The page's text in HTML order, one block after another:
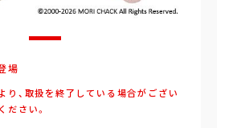
場
、取扱を終了している場合がござい
ださい。